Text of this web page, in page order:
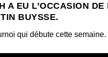
A EU L’OCCASION DE
BUYSSE.
qui débute cette semaine.